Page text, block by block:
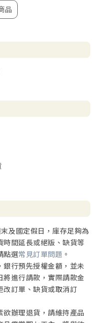
品
及國定假日，庫存足夠為
時間延長或絕版、缺貨等
點選常見訂單問題 。
行預先授權金額，並未
進行請款，實際請款金
改訂單、缺貨或取消訂
辦理退貨，請維持產品